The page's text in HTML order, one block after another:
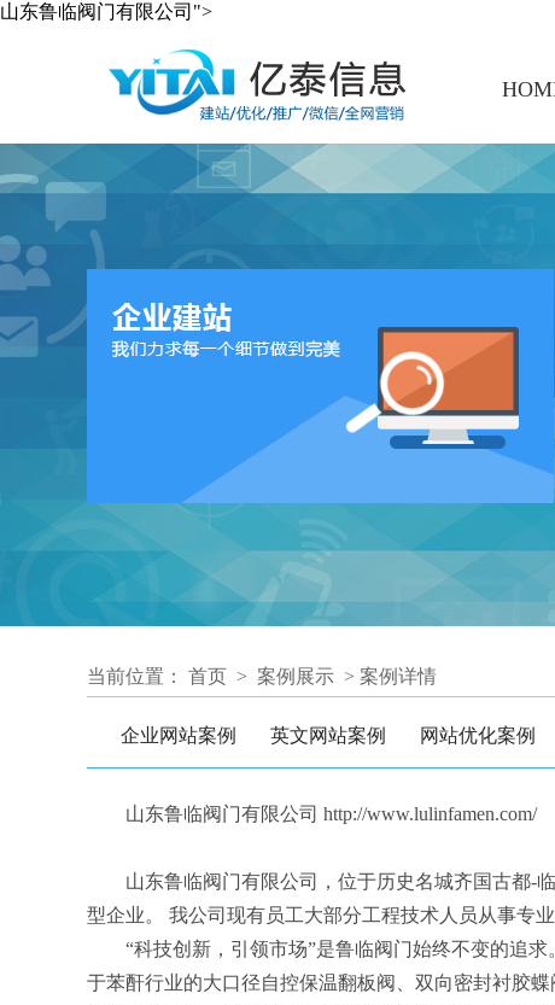
山东鲁临阀门有限公司">
当前位置： 首页 > 案例展示 > 案例详情
企业网站案例 英文网站案例 网站优化案例
山东鲁临阀门有限公司 http://www.lulinfamen.com/
山东鲁临阀门有限公司，位于历史名城齐国古都-
型企业。 我公司现有员工大部分工程技术人员从事专
“科技创新，引领市场”是鲁临阀门始终不变的追
于苯酐行业的大口径自控保温翻板阀、双向密封衬胶